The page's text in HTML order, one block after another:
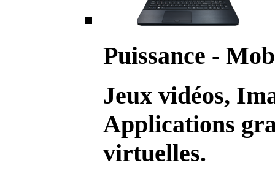
Puissance -
Jeux vidéos,
Applications
virtuelles.